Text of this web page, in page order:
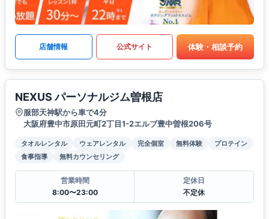
店舗情報 公式サイト 体験・相談予約
NEXUS パーソナルジム曽根店
服部天神駅から車で4分
大阪府豊中市原田元町2丁目1-2エルブ豊中曽根206号
タオルレンタル ウェアレンタル 完全個室 無料体験
プロテイン
食事指導
無料カウンセリング
営業時間
8:00〜23:00
定休日
不定休